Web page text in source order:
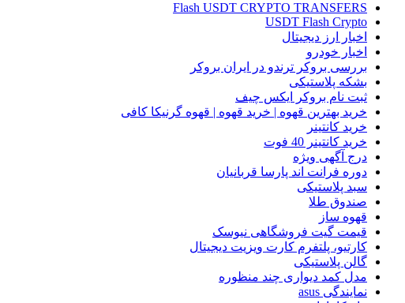
Flash USDT CRYPTO TRANSFERS
USDT Flash Crypto
اخبار ارز دیجیتال
اخبار خودرو
بررسی بروکر ترندو در ایران بروکر
بشکه پلاستیکی
ثبت نام بروکر ایکس چیف
خرید بهترین قهوه | خرید قهوه | قهوه گرنیکا کافی
خرید کانتینر
خرید کانتینر 40 فوت
درج آگهی ویژه
دوره فرانت اند پارسا قربانیان
سبد پلاستیکی
صندوق طلا
قهوه ساز
قیمت گیت فروشگاهی نیوسک
کارتیو، پلتفرم کارت ویزیت دیجیتال
گالن پلاستیکی
مدل کمد دیواری چند منظوره
نمایندگی asus